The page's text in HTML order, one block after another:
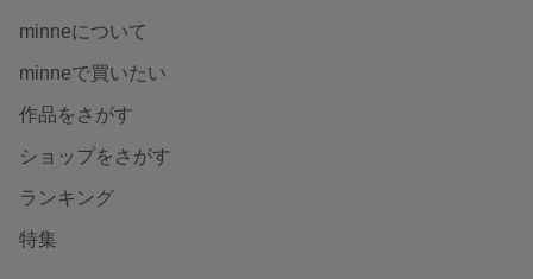
minneについて
minneで買いたい
作品をさがす
ショップをさがす
ランキング
特集